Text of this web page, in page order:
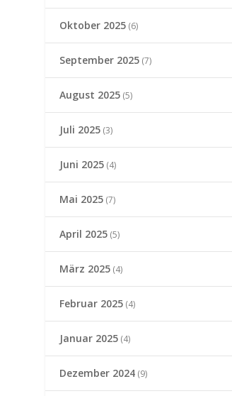
Oktober 2025(6)
September 2025(7)
August 2025(5)
Juli 2025(3)
Juni 2025(4)
Mai 2025(7)
April 2025(5)
März 2025(4)
Februar 2025(4)
Januar 2025(4)
Dezember 2024(9)